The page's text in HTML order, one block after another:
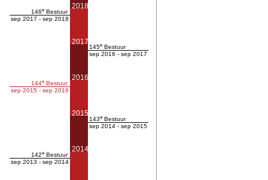
146e Bestuur
sep 2017 - sep 2018
144e Bestuur
sep 2015 - sep 2016
142e Bestuur
sep 2013 - sep 2014
2018
2017
2016
2015
2014
145e Bestuur
sep 2016 - sep 2017
143e Bestuur
sep 2014 - sep 2015